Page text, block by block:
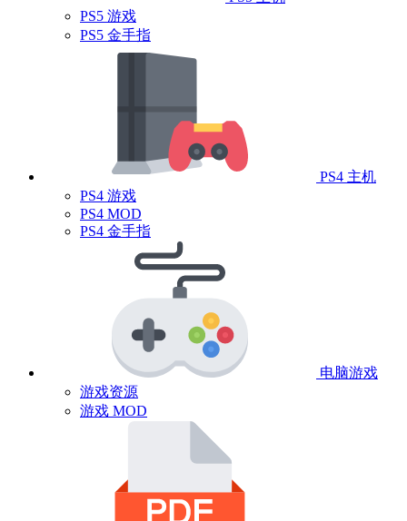
PS5 游戏
PS5 金手指
PS4 主机
PS4 游戏
PS4 MOD
PS4 金手指
电脑游戏
游戏资源
游戏 MOD